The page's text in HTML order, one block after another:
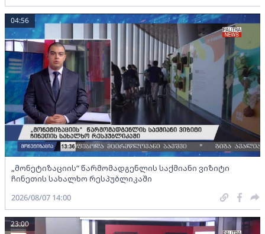
„მონეტიზაციის“ წარმომადგენლის საქმიანი ვიზიტი
ჩინეთის სახალხო რესპუბლიკაში
04:56
2026/08/07 14:00
23:00